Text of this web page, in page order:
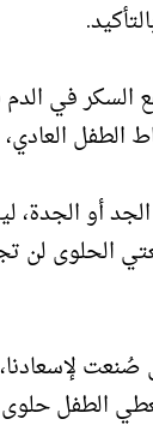
في
الطفل
الجد أو
الحلوى لن
صُنعت
الطفل